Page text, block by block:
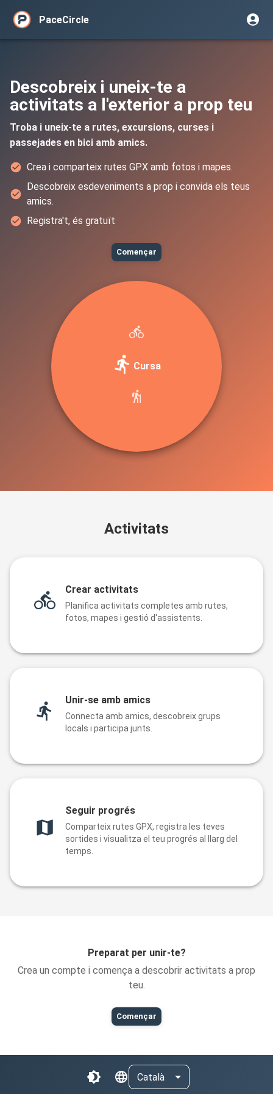
PaceCircle
Descobreix i uneix-te a
activitats a l'exterior a prop teu
Troba i uneix-te a rutes, excursions, curses i
passejades en bici amb amics.
Crea i comparteix rutes GPX amb fotos i mapes.
Descobreix esdeveniments a prop i convida els teus
amics.
Registra't, és gratuït
Començar
Cursa
Activitats
Crear activitats
Planifica activitats completes amb rutes,
fotos, mapes i gestió d'assistents.
Unir-se amb amics
Connecta amb amics, descobreix grups
locals i participa junts.
Seguir progrés
Comparteix rutes GPX, registra les teves
sortides i visualitza el teu progrés al llarg del
temps.
Preparat per unir-te?
Crea un compte i comença a descobrir activitats a prop
teu.
Començar
Català